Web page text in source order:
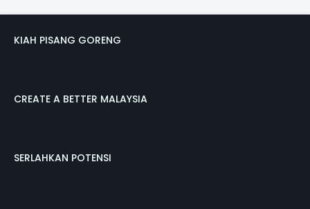
KIAH PISANG GORENG
CREATE A BETTER MALAYSIA
SERLAHKAN POTENSI